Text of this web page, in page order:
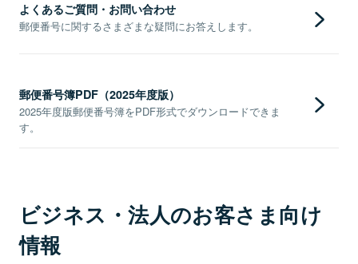
よくあるご質問・お問い合わせ
郵便番号に関するさまざまな疑問にお答えします。
郵便番号簿PDF（2025年度版）
2025年度版郵便番号簿をPDF形式でダウンロードできま
す。
ビジネス・法人のお客さま向け
情報